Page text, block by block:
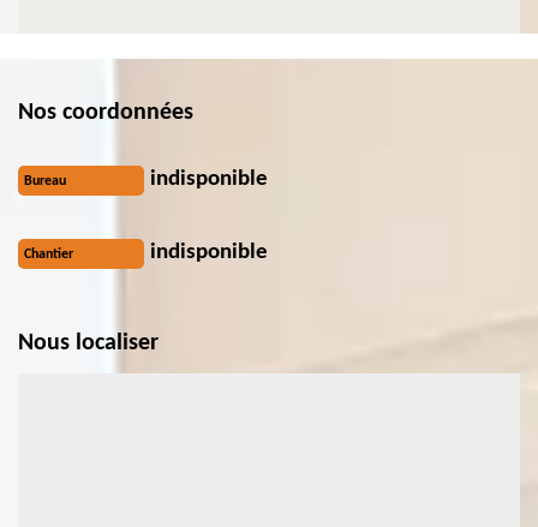
Nos coordonnées
Bureau indisponible
Chantier indisponible
Nous localiser